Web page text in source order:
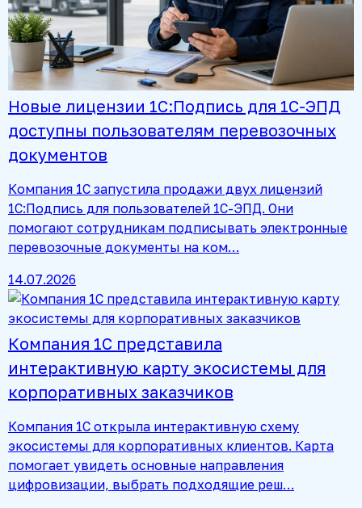
Новые лицензии 1С:Подпись для 1С-ЭПД
доступны пользователям перевозочных
документов
Компания 1С запустила продажи двух лицензий
1С:Подпись для пользователей 1С-ЭПД. Они
помогают сотрудникам подписывать электронные
перевозочные документы на ком…
14.07.2026
Компания 1С представила
интерактивную карту экосистемы для
корпоративных заказчиков
Компания 1С открыла интерактивную схему
экосистемы для корпоративных клиентов. Карта
помогает увидеть основные направления
цифровизации, выбрать подходящие реш…